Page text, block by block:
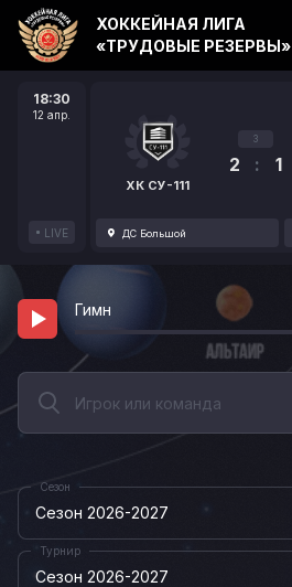
18:30
12 апр.
LIVE
ХК СУ-111
3
2 : 1
ДС Большой
ХОККЕЙНАЯ ЛИГА
«ТРУДОВЫЕ РЕЗЕРВЫ»
Гимн
Сезон 2026-2027
Сезон
Сезон 2026-2027
Турнир